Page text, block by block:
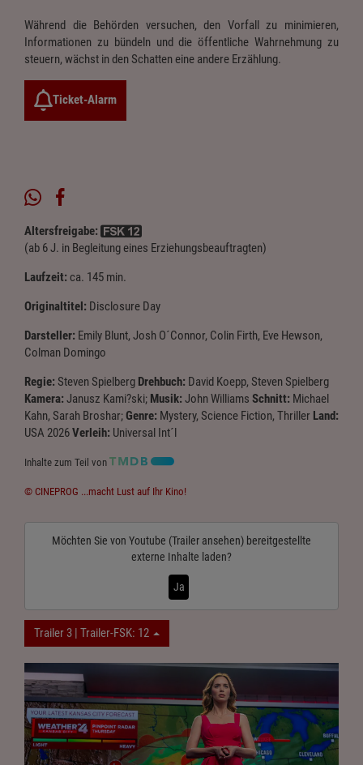
Während die Behörden versuchen, den Vorfall zu minimieren,
Informationen zu bündeln und die öffentliche Wahrnehmung zu
steuern, wächst in den Schatten eine andere Erzählung.
Ticket-Alarm
Altersfreigabe:
(ab 6 J. in Begleitung eines Erziehungsbeauftragten)
Laufzeit: ca. 145 min.
Originaltitel: Disclosure Day
Darsteller: Emily Blunt, Josh O´Connor, Colin Firth, Eve Hewson,
Colman Domingo
Regie: Steven Spielberg Drehbuch: David Koepp, Steven Spielberg
Kamera: Janusz Kami?ski; Musik: John Williams Schnitt: Michael
Kahn, Sarah Broshar;Genre: Mystery, Science Fiction, Thriller Land:
USA 2026Verleih: Universal Int´l
Inhalte zum Teil von
© CINEPROG ...macht Lust auf Ihr Kino!
Möchten Sie von Youtube (Trailer ansehen) bereitgestellte
externe Inhalte laden?
Ja
Trailer 3 | Trailer-FSK: 12